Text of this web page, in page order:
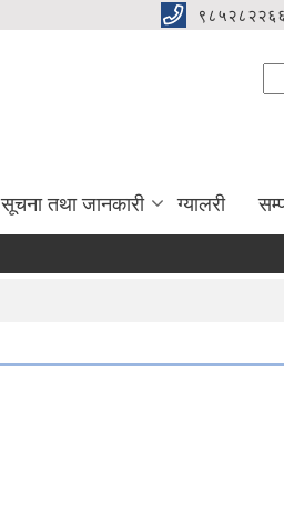
सूचना तथा जानकारी ग्यालरी